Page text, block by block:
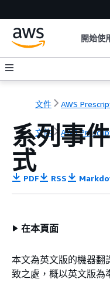
開始使
文件 AWS
文件 AWS
系列事
式
PDF RSS
在本頁面
本文為英文版的機器翻
致之處，概以英文版為